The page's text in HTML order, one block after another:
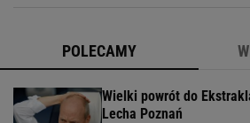
POLECAMY
Wielki powrót do
Lecha Poznań